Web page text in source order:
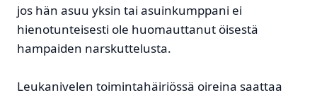
jos hän asuu yksin tai asuinkumppani ei
hienotunteisesti ole huomauttanut öisestä
hampaiden narskuttelusta.
Leukanivelen toimintahäiriössä oireina saattaa